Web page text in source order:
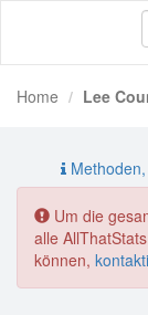
Home Lee
Um die
alle
können,